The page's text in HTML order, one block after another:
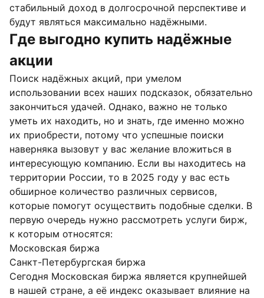
стабильный доход в долгосрочной перспективе и
будут являться максимально надёжными.
Где выгодно купить надёжные
акции
Поиск надёжных акций, при умелом
использовании всех наших подсказок, обязательно
закончиться удачей. Однако, важно не только
уметь их находить, но и знать, где именно можно
их приобрести, потому что успешные поиски
наверняка вызовут у вас желание вложиться в
интересующую компанию. Если вы находитесь на
территории России, то в 2025 году у вас есть
обширное количество различных сервисов,
которые помогут осуществить подобные сделки. В
первую очередь нужно рассмотреть услуги бирж,
к которым относятся:
Московская биржа
Санкт-Петербургская биржа
Сегодня Московская биржа является крупнейшей
в нашей стране, а её индекс оказывает влияние на